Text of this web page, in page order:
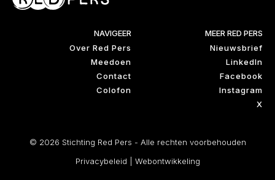
NAVIGEER
Over Red Pers
Meedoen
Contact
Colofon
MEER RED PERS
Nieuwsbrief
LinkedIn
Facebook
Instagram
X
© 2026 Stichting Red Pers - Alle rechten voorbehouden
Privacybeleid
Webontwikkeling